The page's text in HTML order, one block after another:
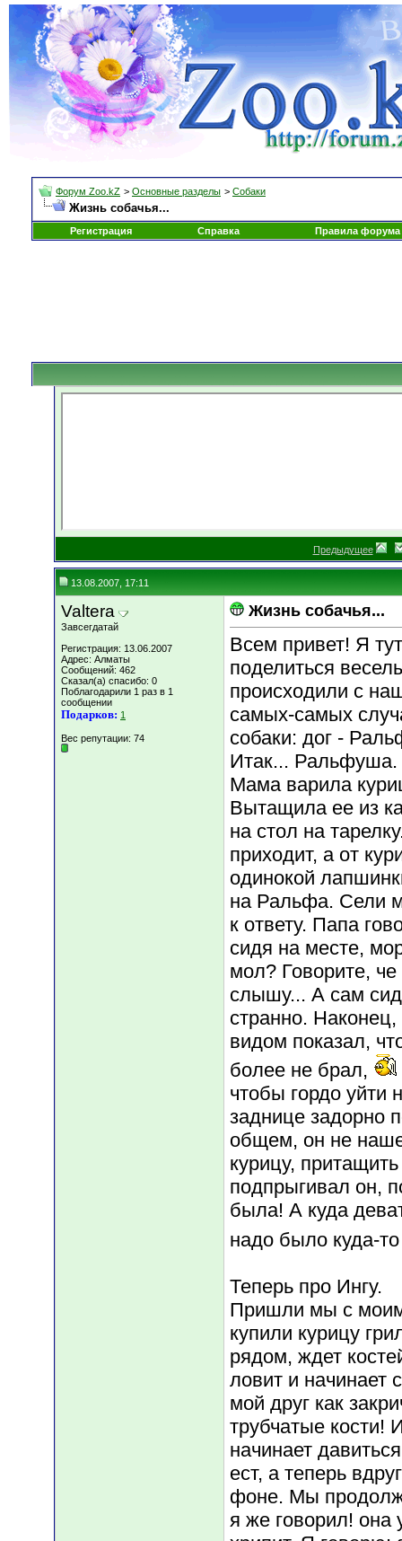
Форум Zoo.kZ > Основные разделы > Собаки
Жизнь собачья...
Регистрация Справка Правила форума
Предыдущее
13.08.2007, 17:11
Valtera
Завсегдатай
Регистрация: 13.06.2007
Адрес: Алматы
Сообщений: 462
Сказал(а) спасибо: 0
Поблагодарили 1 раз в 1
сообщении
Подарков: 1
Вес репутации: 74
Жизнь собачья...
Всем привет! Я
поделиться
происходили с
самых-самых
собаки: дог -
Итак... Ральфуша.
Мама варила
Вытащила ее из
на стол на
приходит, а от
одинокой
на Ральфа. Сели
к ответу. Папа
сидя на месте,
мол? Говорите,
слышу... А сам
странно.
видом показал,
более не брал,
чтобы гордо уйти
заднице задорно
общем, он не
курицу,
подпрыгивал он,
была! А куда
надо было куда-
Теперь про Ингу.
Пришли мы с моим
купили курицу
рядом, ждет
ловит и начинает
мой друг как
трубчатые кости!
начинает
ест, а теперь
фоне. Мы
я же говорил! она